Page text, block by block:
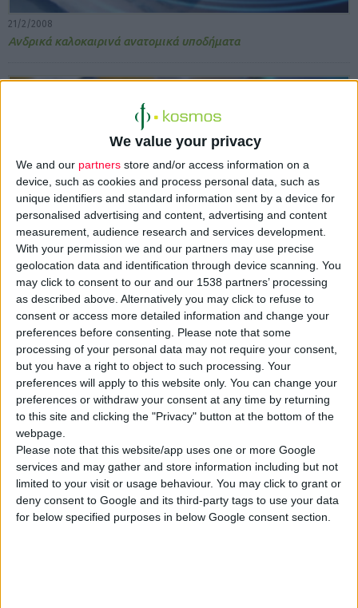
We value your privacy
We and our partners store and/or access information on a
device, such as cookies and process personal data, such as
unique identifiers and standard information sent by a device for
personalised advertising and content, advertising and content
measurement, audience research and services development.
With your permission we and our partners may use precise
geolocation data and identification through device scanning. You
may click to consent to our and our 1538 partners’ processing
as described above. Alternatively you may click to refuse to
consent or access more detailed information and change your
preferences before consenting. Please note that some
processing of your personal data may not require your consent,
but you have a right to object to such processing. Your
preferences will apply to this website only. You can change your
preferences or withdraw your consent at any time by returning
to this site and clicking the "Privacy" button at the bottom of the
webpage.
Please note that this website/app uses one or more Google
services and may gather and store information including but not
limited to your visit or usage behaviour. You may click to grant or
deny consent to Google and its third-party tags to use your data
for below specified purposes in below Google consent section.
21/2/2008
Ανδρικά καλοκαιρινά ανατομικά υποδήματα
21/2/2008
Pharma 101